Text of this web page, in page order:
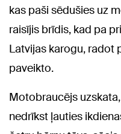
kas paši sēdušies uz
raisījis brīdis, kad pa
Latvijas karogu, radot
paveikto.
Motobraucējs
nedrīkst ļauties